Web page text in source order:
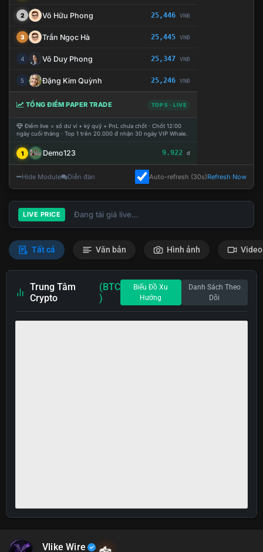
2 Võ Hữu Phong 25,446 VNĐ
3 Trần Ngọc Hà 25,445 VNĐ
4 Võ Duy Phong 25,347 VNĐ
5 Đặng Kim Quỳnh 25,246 VNĐ
TỔNG ĐIỂM PAPER TRADE TOP 5 · LIVE
Điểm live = số dư ví + ký quỹ + PnL chưa chốt · Chốt 12:00
ngày cuối tháng · Top 1 trên 20.000 đ nhận 30 ngày VIP Whale.
1 Demo123 9.922 đ
Hide Module Diễn đàn Auto-refresh (30s)Refresh Now
LIVE PRICE Đang tải giá live...
Tất cả Văn bản Hình ảnh Video
Trung Tâm
Crypto
(BTC
)
Biểu Đồ Xu
Hướng
Danh Sách Theo
Dõi
Vlike Wire